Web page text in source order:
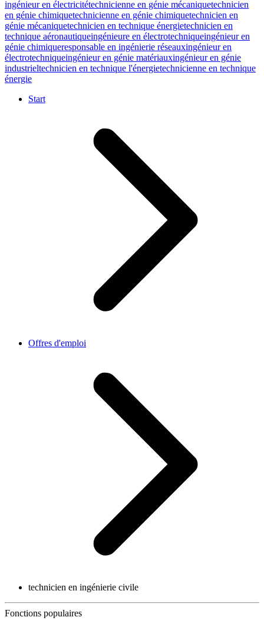
ingénieur en électricitétechnicienne en génie mécaniquetechnicien
en génie chimiquetechnicienne en génie chimiquetechnicien en
génie mécaniquetechnicien en technique énergietechnicien en
technique aéronautiqueingénieure en électrotechniqueingénieur en
génie chimiqueresponsable en ingénierie réseauxingénieur en
électrotechniqueingénieur en génie matériauxingénieur en génie
industrieltechnicien en technique l'énergietechnicienne en technique
énergie
Start
Offres d'emploi
technicien en ingénierie civile
Fonctions populaires